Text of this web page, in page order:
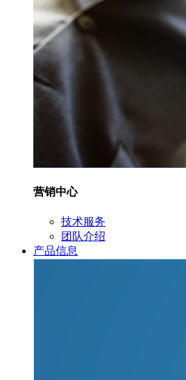
营销中心
技术服务
团队介绍
产品信息